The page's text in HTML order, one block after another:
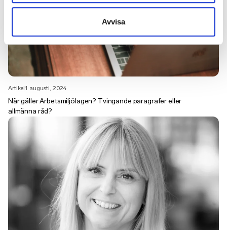
Avvisa
Artikel1 augusti, 2024
När gäller Arbetsmiljölagen? Tvingande paragrafer eller
allmänna råd?